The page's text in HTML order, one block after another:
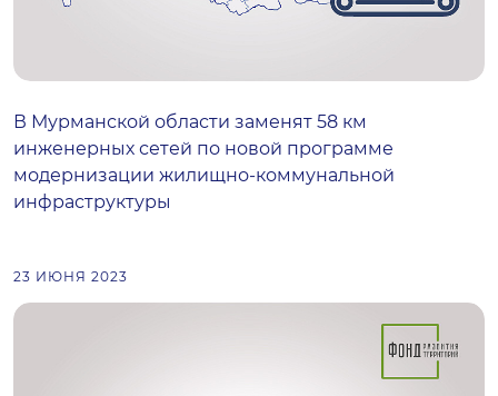
В Мурманской области заменят 58 км
инженерных сетей по новой программе
модернизации жилищно-коммунальной
инфраструктуры
23 ИЮНЯ 2023